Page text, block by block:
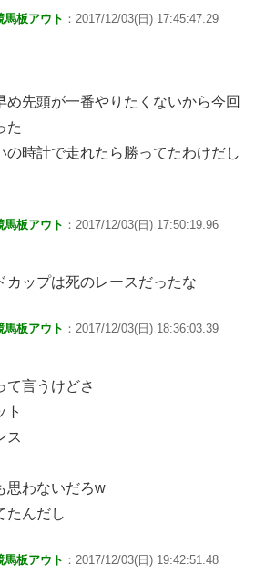
馬板アウト ：2017/12/03(日) 17:45:47.29
め先頭が一番やりたくないから今回
た
の時計で走れたら勝ってたわけだし
馬板アウト ：2017/12/03(日) 17:50:19.96
カップは死のレースだったな
馬板アウト ：2017/12/03(日) 18:36:03.39
て言うけどさ
ト
ス
思わないだろw
たんだし
馬板アウト ：2017/12/03(日) 19:42:51.48